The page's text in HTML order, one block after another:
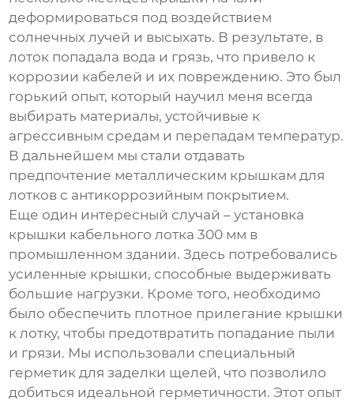
деформироваться под воздействием
солнечных лучей и высыхать. В результате, в
лоток попадала вода и грязь, что привело к
коррозии кабелей и их повреждению. Это был
горький опыт, который научил меня всегда
выбирать материалы, устойчивые к
агрессивным средам и перепадам температур.
В дальнейшем мы стали отдавать
предпочтение металлическим крышкам для
лотков с антикоррозийным покрытием.
Еще один интересный случай – установка
крышки кабельного лотка 300 мм в
промышленном здании. Здесь потребовались
усиленные крышки, способные выдерживать
большие нагрузки. Кроме того, необходимо
было обеспечить плотное прилегание крышки
к лотку, чтобы предотвратить попадание пыли
и грязи. Мы использовали специальный
герметик для заделки щелей, что позволило
добиться идеальной герметичности. Этот опыт